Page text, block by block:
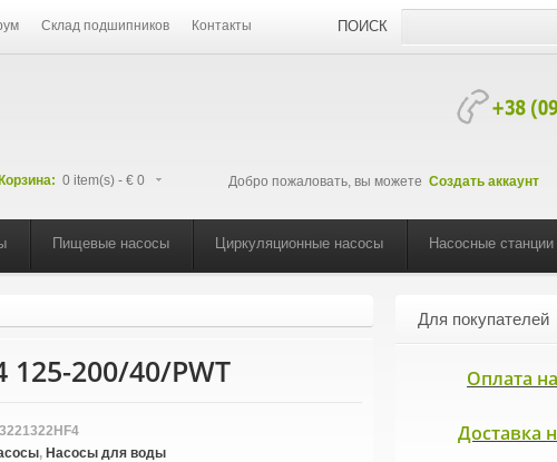
ПОИСК
Склад подшипников Контакты
Добро пожаловать, вы можете Создать аккаунт
Корзина: 0 item(s) - € 0
Пищевые насосы Циркуляционные насосы Насосные станции
Для покупателей
Оплата
Доставка
125-200/40/PWT
, Насосы для воды